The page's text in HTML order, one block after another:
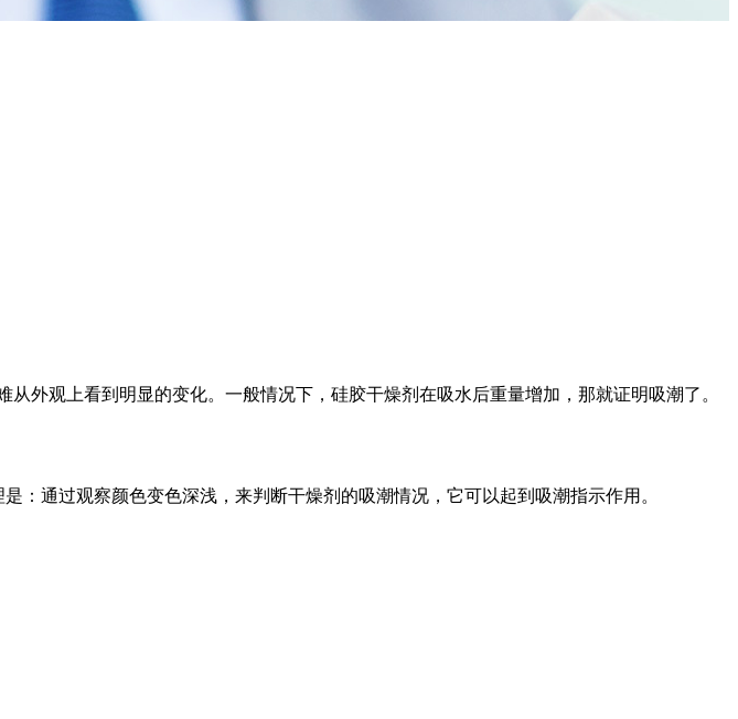
外观上看到明显的变化。一般情况下，硅胶干燥剂在吸水后重量增加，那就证明吸潮了。
通过观察颜色变色深浅，来判断干燥剂的吸潮情况，它可以起到吸潮指示作用。